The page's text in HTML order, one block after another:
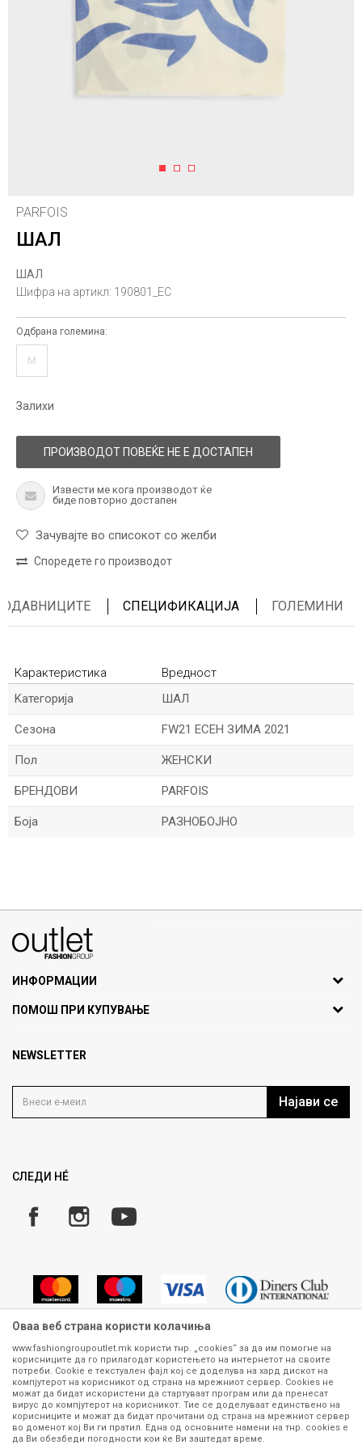
1 2 3
PARFOIS
ШАЛ
ШАЛ
Шифра на артикл: 190801_EC
Одбрана големина:
M
Залихи
ПРОИЗВОДОТ ПОВЕЌЕ НЕ Е ДОСТАПЕН
Извести ме кога производот ќе
биде повторно достапен
Зачувајте во списокот со желби
Споредете го производот
СПЕЦИФИКАЦИЈА ГОЛЕМИНИ
Карактеристика
Вредност
Kатегорија
ШАЛ
Сезона FW21 ЕСЕН ЗИМА 2021
Пол ЖЕНСКИ
БРЕНДОВИ PARFOIS
Боја РАЗНОБОЈНО
Е-меил
Порака
ИНФОРМАЦИИ
За нас
Продавница
Кариера
ПОМОШ ПРИ КУПУВАЊЕ
Политика на приватност
Како да купите
Замена и рефундација на производи
Плаќање
NEWSLETTER
Најави се
СЛЕДИ НÉ
Сите информации околу производите кои се изложени на нашата
онлајн продавница се стремиме да бидат конкретни, точни и прецизни,
меѓутоа не можеме да гарантираме дека се без ниту една грешка или
пак дека сите производи во моментот се достапни на залиха.
Фотографиите се најверодостојниот приказ на производот. Доколку
дојде до потреба за замена на производ или рефундација, процедурата
Оваа веб страна користи колачиња
www.fashiongroupoutlet.mk користи тнр. „cookies“ за да им помогне на
корисниците да го прилагодат користењето на интернетот на своите
потреби. Cookie е текстуален фајл кој се доделува на хард дискот на
компјутерот на корисникот од страна на мрежниот сервер. Cookies не
можат да бидат искористени да стартуваат програм или да пренесат
вирус до компјутерот на корисникот. Тие се доделуваат единствено на
корисниците и можат да бидат прочитани од страна на мрежниот сервер
во доменот кој Ви ги пратил. Една од основните намени на тнр. сookies е
да Ви обезбеди погодности кои ќе Ви заштедат време.